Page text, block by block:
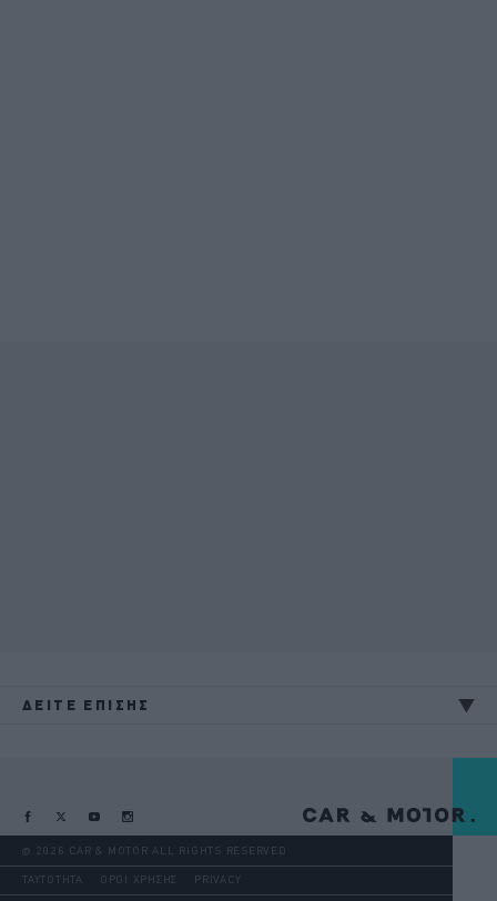
ΔΕΙΤΕ ΕΠΙΣΗΣ
@ 2026 CAR & MOTOR ALL RIGHTS RESERVED
ΤΑΥΤΟΤΗΤΑ ΟΡΟΙ ΧΡΗΣΗΣ PRIVACY